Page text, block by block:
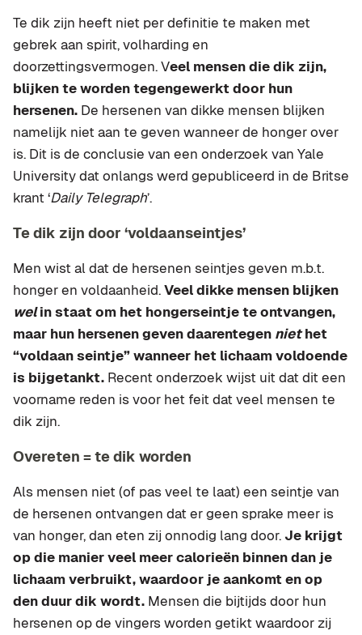
Te dik zijn heeft niet per definitie te maken met
gebrek aan spirit, volharding en
doorzettingsvermogen. Veel mensen die dik zijn,
blijken te worden tegengewerkt door hun
hersenen. De hersenen van dikke mensen blijken
namelijk niet aan te geven wanneer de honger over
is. Dit is de conclusie van een onderzoek van Yale
University dat onlangs werd gepubliceerd in de Britse
krant ‘Daily Telegraph’.
Te dik zijn door ‘voldaanseintjes’
Men wist al dat de hersenen seintjes geven m.b.t.
honger en voldaanheid.Veel dikke mensen blijken
welin staat om het hongerseintje te ontvangen,
maar hun hersenen geven daarentegen niethet
“voldaan seintje” wanneer het lichaam voldoende
is bijgetankt. Recent onderzoek wijst uit dat dit een
voorname reden is voor het feit dat veel mensen te
dik zijn.
Overeten = te dik worden
Als mensen niet (of pas veel te laat) een seintje van
de hersenen ontvangen dat er geen sprake meer is
van honger, dan eten zij onnodig lang door. Je krijgt
op die manier veel meer calorieën binnen dan je
lichaam verbruikt, waardoor je aankomt en op
den duur dik wordt. Mensen die bijtijds door hun
hersenen op de vingers worden getikt waardoor zij